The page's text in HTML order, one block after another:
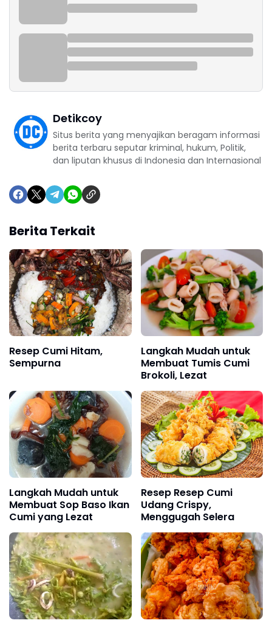
Detikcoy
Situs berita yang menyajikan beragam informasi
berita terbaru seputar kriminal, hukum, Politik,
dan liputan khusus di Indonesia dan Internasional
Berita Terkait
Resep Cumi Hitam,
Sempurna
Langkah Mudah untuk
Membuat Tumis Cumi
Brokoli, Lezat
Langkah Mudah untuk
Membuat Sop Baso Ikan
Cumi yang Lezat
Resep Resep Cumi
Udang Crispy,
Menggugah Selera